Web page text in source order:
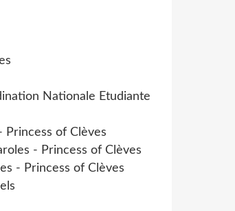
Nationale Etudiante
Princess of Clèves
- Princess of Clèves
- Princess of Clèves